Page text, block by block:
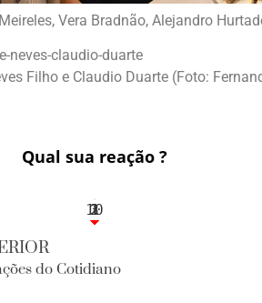
Vera Bradnão, Alejandro
Filho e Claudio Duarte (Foto:
Qual sua reação ?
3
1
1
2
10
do Cotidiano